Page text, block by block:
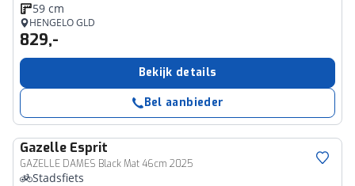
59 cm
HENGELO GLD
829,-
Bekijk details
Bel aanbieder
Gazelle Esprit
GAZELLE DAMES Black Mat 46cm 2025
Stadsfiets